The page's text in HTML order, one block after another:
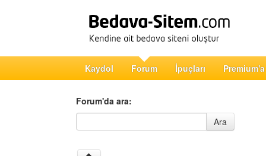
Kaydol Forum İpuçları
Forum'da ara:
Forum'da ara
Ara